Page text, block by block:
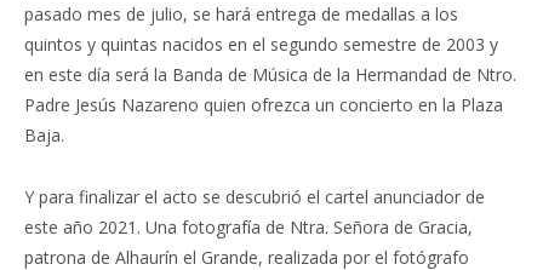
pasado mes de julio, se hará entrega de medallas a los
quintos y quintas nacidos en el segundo semestre de 2003 y
en este día será la Banda de Música de la Hermandad de Ntro.
Padre Jesús Nazareno quien ofrezca un concierto en la Plaza
Baja.
Y para finalizar el acto se descubrió el cartel anunciador de
este año 2021. Una fotografía de Ntra. Señora de Gracia,
patrona de Alhaurín el Grande, realizada por el fotógrafo